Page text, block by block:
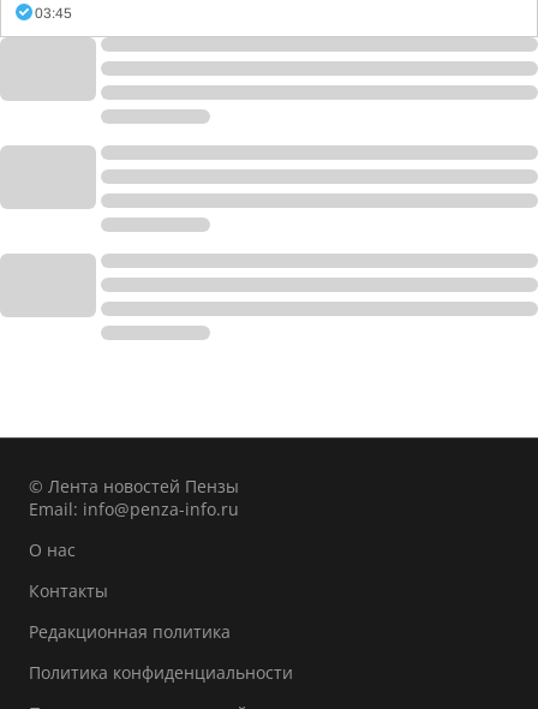
03:45
© Лента новостей Пензы
Email: info@penza-info.ru
О нас
Контакты
Редакционная политика
Политика конфиденциальности